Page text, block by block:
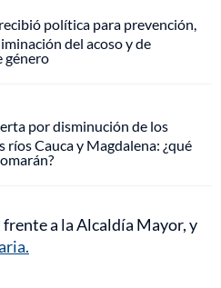
política para prevención,
del acoso y de
género
por disminución de los
ríos Cauca y Magdalena: ¿qué
a la Alcaldía Mayor, y